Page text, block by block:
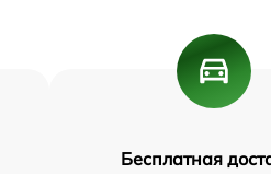
Бесплатная